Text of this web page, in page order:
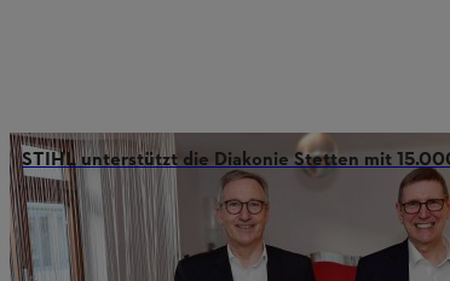
STIHL unterstützt die Diakonie Stetten mit